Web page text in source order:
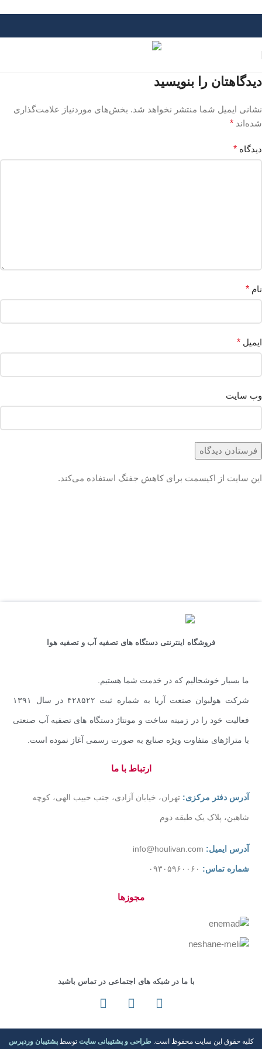
دیدگاهتان را بنویسید
نشانی ایمیل شما منتشر نخواهد شد. بخش‌های موردنیاز علامت‌گذاری
شده‌اند *
دیدگاه *
نام *
ایمیل *
وب‌ سایت
این سایت از اکیسمت برای کاهش جفنگ استفاده می‌کند.
فروشگاه اینترنتی دستگاه های تصفیه آب و تصفیه هوا
ما بسیار خوشحالیم که در خدمت شما هستیم.
شرکت هولیوان صنعت آریا به شماره ثبت ۴۲۸۵۲۲ در سال ۱۳۹۱
فعالیت خود را در زمینه ساخت و مونتاژ دستگاه های تصفیه آب صنعتی
با متراژهای متفاوت ویژه صنایع به صورت رسمی آغاز نموده است.
ارتباط با ما
آدرس دفتر مرکزی:تهران، خیابان آزادی، جنب حبیب الهی، کوچه
شاهین، پلاک یک طبقه دوم
آدرس ایمیل: info@houlivan.com
شماره تماس: ۰۹۳۰۵۹۶۰۰۶۰
مجوزها
با ما در شبکه های اجتماعی در تماس باشید
کلیه حقوق این سایت محفوظ است.طراحی و پشتیبانی سایت توسطپشتیبان وردپرس